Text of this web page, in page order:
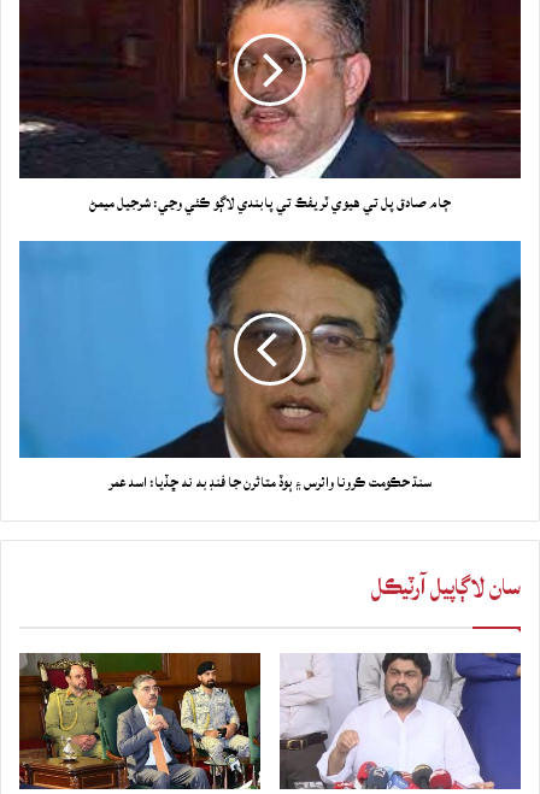
ڄام صادق پل تي هيوي ٽريفڪ تي پابندي لاڳو ڪئي وڃي: شرجيل ميمڻ
سنڌ حڪومت ڪرونا وائرس ۽ ٻوڏ متاثرن جا فنڊ به نه ڇڏيا: اسد عمر
سان لاڳاپيل آرٽيڪل